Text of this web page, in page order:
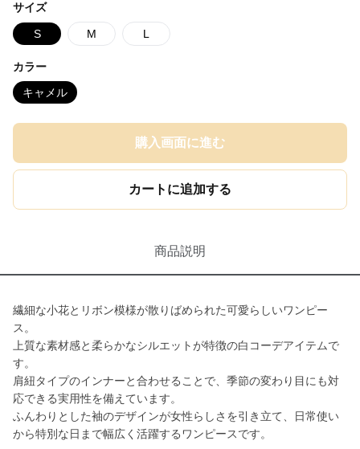
サイズ
S M L
カラー
キャメル
購入画面に進む
カートに追加する
商品説明
繊細な小花とリボン模様が散りばめられた可愛らしいワンピー
ス。
上質な素材感と柔らかなシルエットが特徴の白コーデアイテムで
す。
肩紐タイプのインナーと合わせることで、季節の変わり目にも対
応できる実用性を備えています。
ふんわりとした袖のデザインが女性らしさを引き立て、日常使い
から特別な日まで幅広く活躍するワンピースです。